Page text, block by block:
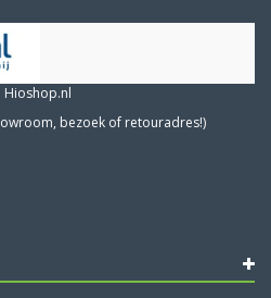
Hioshop.nl
bezoek of retouradres!)